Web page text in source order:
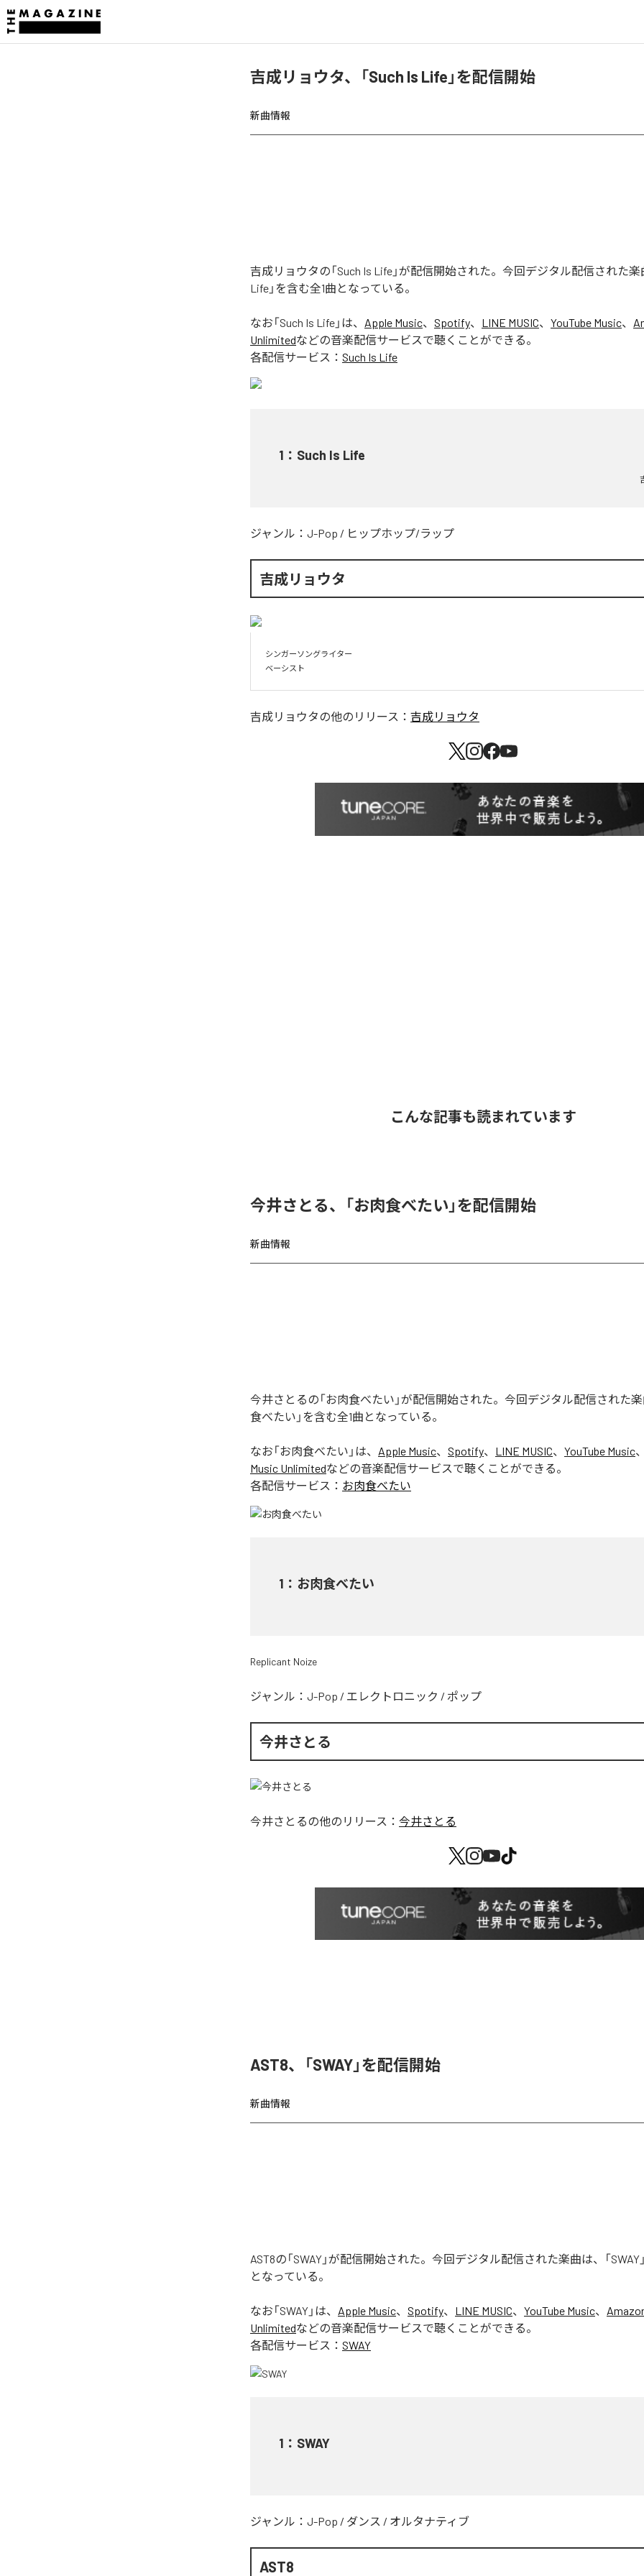
吉成リョウタ、「Such Is Life」を配信開始
新曲情報
吉成リョウタの「Such Is Life」が配信開始された。今回デジタル配信された楽
Life」を含む全1曲となっている。
なお「Such Is Life 」は、 Apple Music、 Spotify、 LINE MUSIC、 YouTube Music、
Unlimitedなどの音楽配信サービスで聴くことができる。
各配信サービス： Such Is Life
1 ： Such Is Life
ジャンル： J-Pop / ヒップホップ/ラップ
吉成リョウタ
シンガーソングライター
ベーシスト
吉成リョウタの他のリリース： 吉成リョウタ
こんな記事も読まれています
今井さとる、「お肉食べたい」を配信開始
新曲情報
今井さとるの「お肉食べたい」が配信開始された。今回デジタル配信された楽
食べたい」を含む全1曲となっている。
なお「お肉食べたい 」は、 Apple Music、 Spotify、 LINE MUSIC、 YouTube Music、
Music Unlimitedなどの音楽配信サービスで聴くことができる。
各配信サービス： お肉食べたい
1 ： お肉食べたい
Replicant Noize
ジャンル： J-Pop / エレクトロニック / ポップ
今井さとる
今井さとるの他のリリース： 今井さとる
AST8、「SWAY」を配信開始
新曲情報
AST8の「SWAY」が配信開始された。今回デジタル配信された楽曲は、「SWAY
となっている。
なお「SWAY 」は、 Apple Music、 Spotify、 LINE MUSIC、 YouTube Music、
Unlimitedなどの音楽配信サービスで聴くことができる。
各配信サービス： SWAY
1 ： SWAY
ジャンル： J-Pop / ダンス / オルタナティブ
AST8